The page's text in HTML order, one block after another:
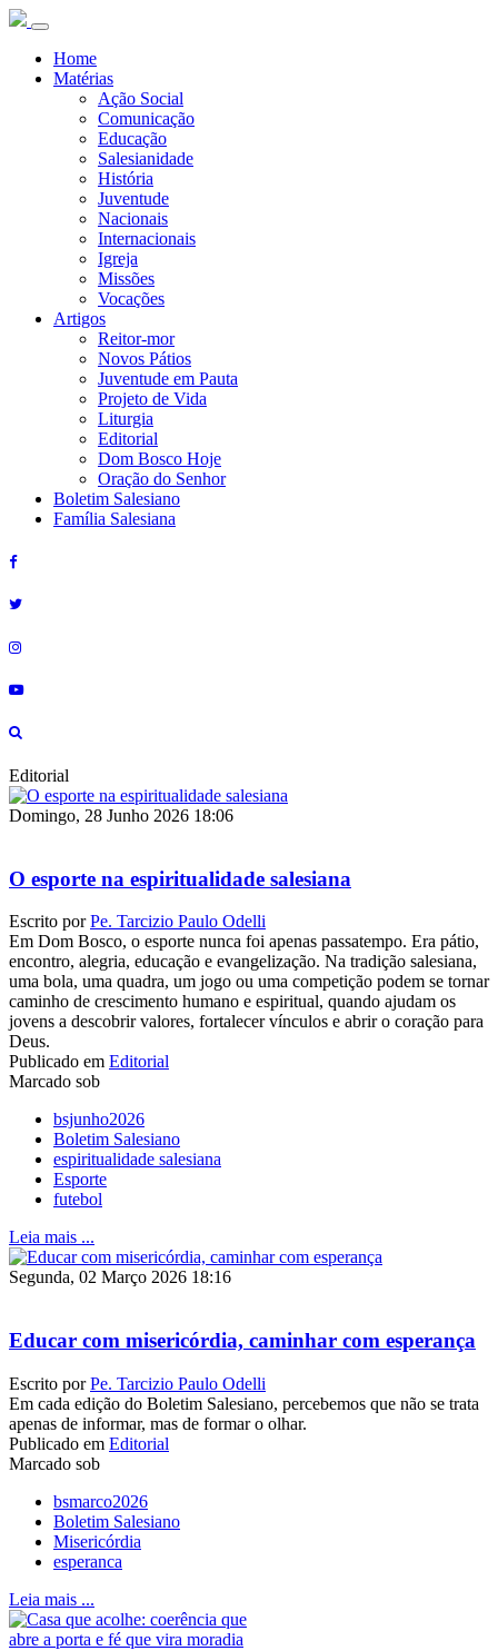
Home
Matérias
Ação Social
Comunicação
Educação
Salesianidade
História
Juventude
Nacionais
Internacionais
Igreja
Missões
Vocações
Artigos
Reitor-mor
Novos Pátios
Juventude em Pauta
Projeto de Vida
Liturgia
Editorial
Dom Bosco Hoje
Oração do Senhor
Boletim Salesiano
Família Salesiana
Editorial
Domingo, 28 Junho 2026 18:06
O esporte na espiritualidade salesiana
Escrito porPe. Tarcizio Paulo Odelli
Em Dom Bosco, o esporte nunca foi apenas passatempo. Era pátio,
encontro, alegria, educação e evangelização. Na tradição salesiana,
uma bola, uma quadra, um jogo ou uma competição podem se tornar
caminho de crescimento humano e espiritual, quando ajudam os
jovens a descobrir valores, fortalecer vínculos e abrir o coração para
Deus.
Publicado em Editorial
Marcado sob
bsjunho2026
Boletim Salesiano
espiritualidade salesiana
Esporte
futebol
Leia mais ...
Segunda, 02 Março 2026 18:16
Educar com misericórdia, caminhar com esperança
Escrito porPe. Tarcizio Paulo Odelli
Em cada edição do Boletim Salesiano, percebemos que não se trata
apenas de informar, mas de formar o olhar.
Publicado em Editorial
Marcado sob
bsmarco2026
Boletim Salesiano
Misericórdia
esperanca
Leia mais ...